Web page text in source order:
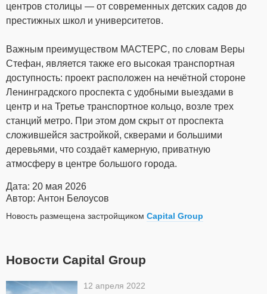
центров столицы — от современных детских садов до
престижных школ и университетов.
Важным преимуществом МАСТЕРС, по словам Веры
Стефан, является также его высокая транспортная
доступность: проект расположен на нечётной стороне
Ленинградского проспекта с удобными выездами в
центр и на Третье транспортное кольцо, возле трех
станций метро. При этом дом скрыт от проспекта
сложившейся застройкой, скверами и большими
деревьями, что создаёт камерную, приватную
атмосферу в центре большого города.
Дата: 20 мая 2026
Автор: Антон Белоусов
Новость размещена застройщиком Capital Group
Новости Capital Group
12 апреля 2022